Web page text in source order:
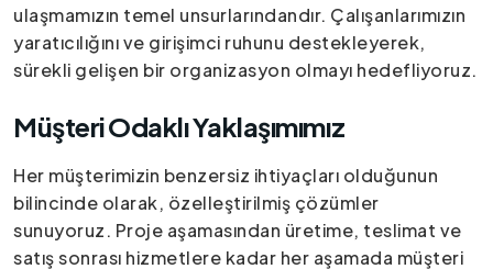
ulaşmamızın temel unsurlarındandır. Çalışanlarımızın
yaratıcılığını ve girişimci ruhunu destekleyerek,
sürekli gelişen bir organizasyon olmayı hedefliyoruz.
Müşteri Odaklı Yaklaşımımız
Her müşterimizin benzersiz ihtiyaçları olduğunun
bilincinde olarak, özelleştirilmiş çözümler
sunuyoruz. Proje aşamasından üretime, teslimat ve
satış sonrası hizmetlere kadar her aşamada müşteri